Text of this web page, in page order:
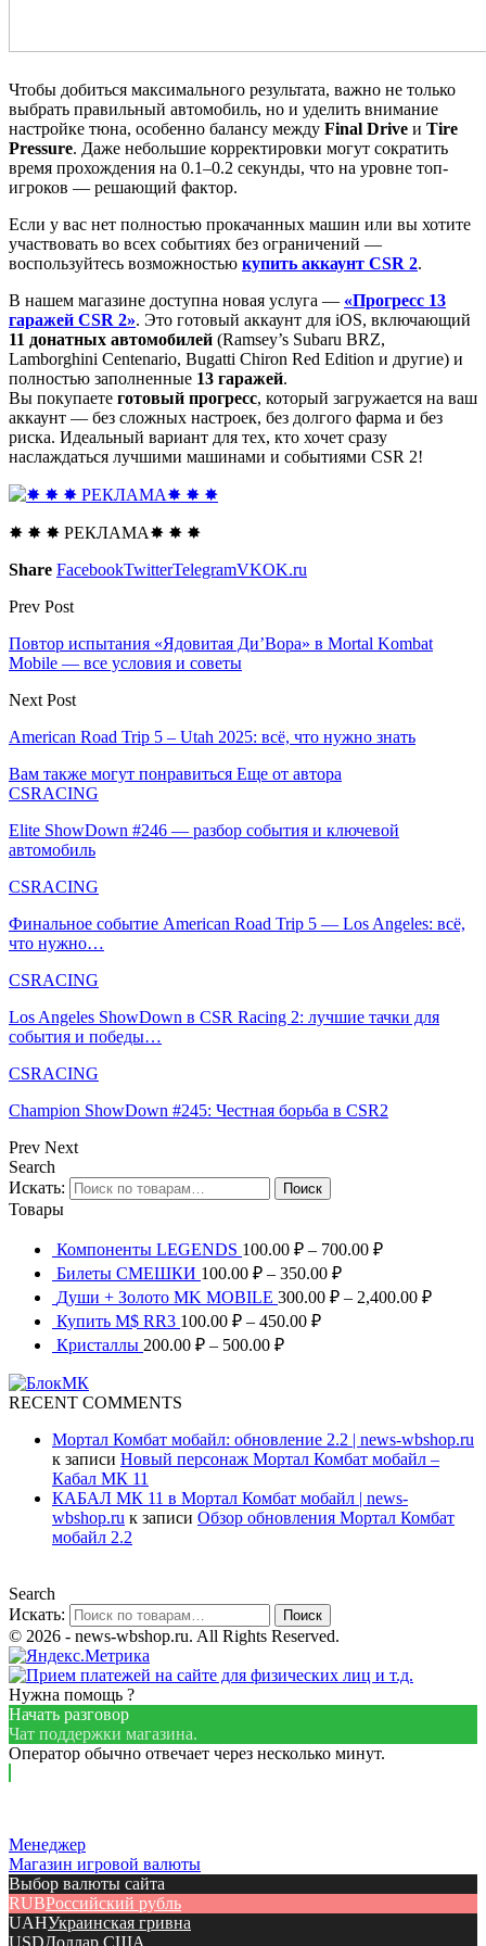
Чтобы добиться максимального результата, важно не только
выбрать правильный автомобиль, но и уделить внимание
настройке тюна, особенно балансу между Final Drive и Tire
Pressure. Даже небольшие корректировки могут сократить
время прохождения на 0.1–0.2 секунды, что на уровне топ-
игроков — решающий фактор.
Если у вас нет полностью прокачанных машин или вы хотите
участвовать во всех событиях без ограничений —
воспользуйтесь возможностью купить аккаунт CSR 2.
В нашем магазине доступна новая услуга — «Прогресс 13
гаражей CSR 2». Это готовый аккаунт для iOS, включающий
11 донатных автомобилей (Ramsey’s Subaru BRZ,
Lamborghini Centenario, Bugatti Chiron Red Edition и другие) и
полностью заполненные 13 гаражей.
Вы покупаете готовый прогресс, который загружается на ваш
аккаунт — без сложных настроек, без долгого фарма и без
риска. Идеальный вариант для тех, кто хочет сразу
наслаждаться лучшими машинами и событиями CSR 2!
✸ ✸ ✸ РЕКЛАМА✸ ✸ ✸
Share FacebookTwitterTelegramVKOK.ru
Prev Post
Повтор испытания «Ядовитая Ди’Вора» в Mortal Kombat
Mobile — все условия и советы
Next Post
American Road Trip 5 – Utah 2025: всё, что нужно знать
Вам также могут понравиться Еще от автора
CSRACING
Elite ShowDown #246 — разбор события и ключевой
автомобиль
CSRACING
Финальное событие American Road Trip 5 — Los Angeles: всё,
что нужно…
CSRACING
Los Angeles ShowDown в CSR Racing 2: лучшие тачки для
события и победы…
CSRACING
Champion ShowDown #245: Честная борьба в CSR2
Prev Next
Search
Искать:
Поиск
Товары
Компоненты LEGENDS 100.00 ₽ – 700.00 ₽
Билеты СМЕШКИ 100.00 ₽ – 350.00 ₽
Души + Золото MK MOBILE 300.00 ₽ – 2,400.00 ₽
Купить M$ RR3 100.00 ₽ – 450.00 ₽
Кристаллы 200.00 ₽ – 500.00 ₽
RECENT COMMENTS
Мортал Комбат мобайл: обновление 2.2 | news-wbshop.ru
к записи Новый персонаж Мортал Комбат мобайл –
Кабал МК 11
КАБАЛ МК 11 в Мортал Комбат мобайл | news-
wbshop.ru к записи Обзор обновления Мортал Комбат
мобайл 2.2
Search
Искать:
Поиск
© 2026 - news-wbshop.ru. All Rights Reserved.
Нужна помощь ?
Начать разговор
Чат поддержки магазина.
Оператор обычно отвечает через несколько минут.
Менеджер
Магазин игровой валюты
Выбор валюты сайта
RUBРоссийский рубль
UAHУкраинская гривна